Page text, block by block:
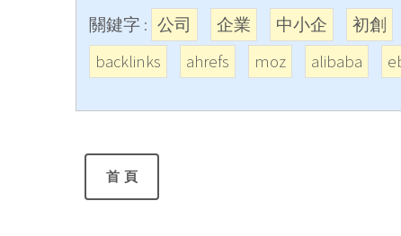
關鍵字 : 公司 企業 中小企 初創
backlinks
ahrefs moz alibaba